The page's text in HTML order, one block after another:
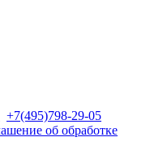
+7(495)798-29-05
об обработке